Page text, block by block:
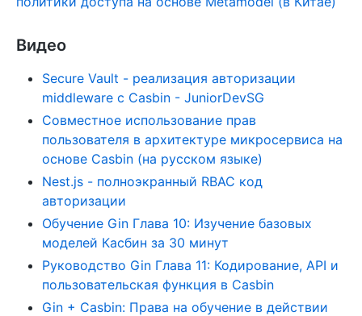
Видео
Secure Vault - реализация авторизации
middleware с Casbin - JuniorDevSG
Совместное использование прав
пользователя в архитектуре микросервиса на
основе Casbin (на русском языке)
Nest.js - полноэкранный RBAC код
авторизации
Обучение Gin Глава 10: Изучение базовых
моделей Касбин за 30 минут
Руководство Gin Глава 11: Кодирование, API и
пользовательская функция в Casbin
Gin + Casbin: Права на обучение в действии